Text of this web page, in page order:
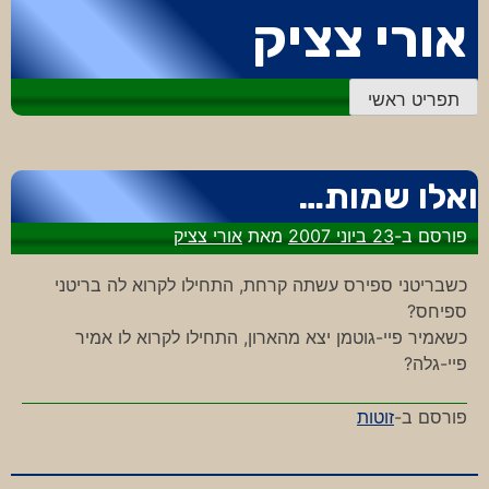
לתוכן
אורי צציק
תפריט ראשי
ואלו שמות…
פורסם ב-23 ביוני 2007 מאתאורי צציק
כשבריטני ספירס עשתה קרחת, התחילו לקרוא לה בריטני
ספיחס?
כשאמיר פיי-גוטמן יצא מהארון, התחילו לקרוא לו אמיר
פיי-גלה?
פורסם ב-זוטות